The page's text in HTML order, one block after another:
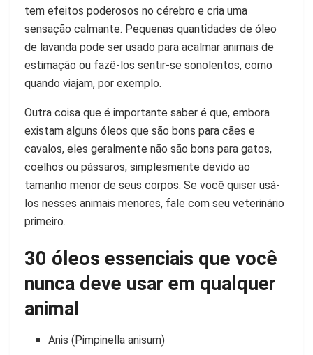
tem efeitos poderosos no cérebro e cria uma
sensação calmante. Pequenas quantidades de óleo
de lavanda pode ser usado para acalmar animais de
estimação ou fazê-los sentir-se sonolentos, como
quando viajam, por exemplo.
Outra coisa que é importante saber é que, embora
existam alguns óleos que são bons para cães e
cavalos, eles geralmente não são bons para gatos,
coelhos ou pássaros, simplesmente devido ao
tamanho menor de seus corpos. Se você quiser usá-
los nesses animais menores, fale com seu veterinário
primeiro.
30 óleos essenciais que você
nunca deve usar em qualquer
animal
Anis (Pimpinella anisum)